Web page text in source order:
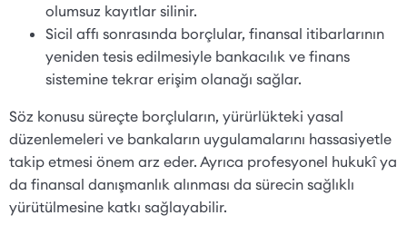
olumsuz kayıtlar silinir.
Sicil affı sonrasında borçlular, finansal itibarlarının
yeniden tesis edilmesiyle bankacılık ve finans
sistemine tekrar erişim olanağı sağlar.
Söz konusu süreçte borçluların, yürürlükteki yasal
düzenlemeleri ve bankaların uygulamalarını hassasiyetle
takip etmesi önem arz eder. Ayrıca profesyonel hukukî ya
da finansal danışmanlık alınması da sürecin sağlıklı
yürütülmesine katkı sağlayabilir.